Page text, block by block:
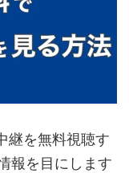
継を無料視聴す
報を目にします